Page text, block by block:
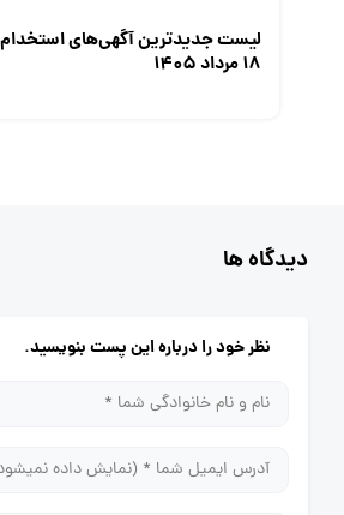
لیست جدیدترین آگهی‌های استخدام
۱۸ مرداد ۱۴۰۵
دیدگاه ها
نظر خود را درباره این پست بنویسید.